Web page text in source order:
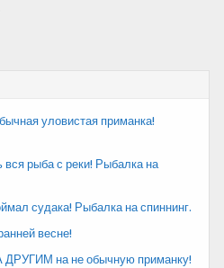
уловистая приманка!
рыба с реки! Рыбалка на
судака! Рыбалка на спиннинг.
весне!
на не обычную приманку!